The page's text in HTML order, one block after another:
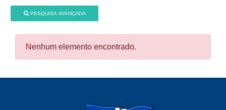
PESQUISA AVANÇADA
Nenhum elemento encontrado.